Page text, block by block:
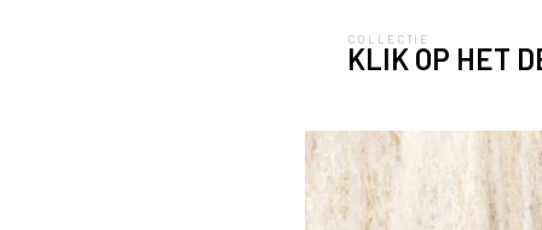
COLLECTIE
KLIK OP HET